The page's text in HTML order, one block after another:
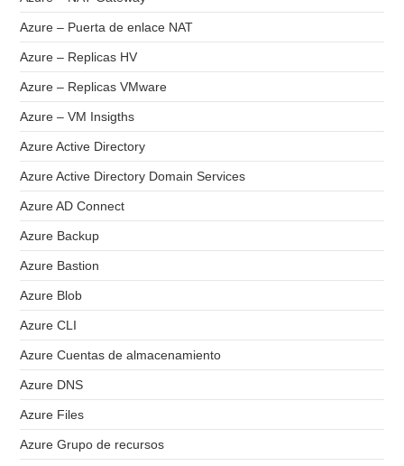
Azure – Puerta de enlace NAT
Azure – Replicas HV
Azure – Replicas VMware
Azure – VM Insigths
Azure Active Directory
Azure Active Directory Domain Services
Azure AD Connect
Azure Backup
Azure Bastion
Azure Blob
Azure CLI
Azure Cuentas de almacenamiento
Azure DNS
Azure Files
Azure Grupo de recursos